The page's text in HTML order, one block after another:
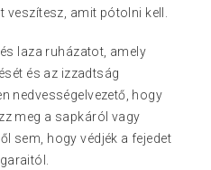
amit pótolni kell.
laza ruházatot, amely
és az izzadtság
nedvességelvezető, hogy
meg a sapkáról vagy
sem, hogy védjék a fejedet